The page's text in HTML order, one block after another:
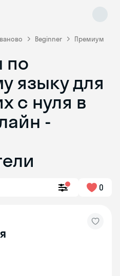
Beginner Премиум
по
языку для
с нуля в
-
0